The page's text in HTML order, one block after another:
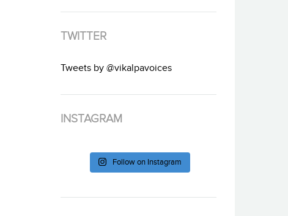
TWITTER
Tweets by @vikalpavoices
INSTAGRAM
Follow on Instagram